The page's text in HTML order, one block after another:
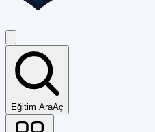
Eğitim AraAç